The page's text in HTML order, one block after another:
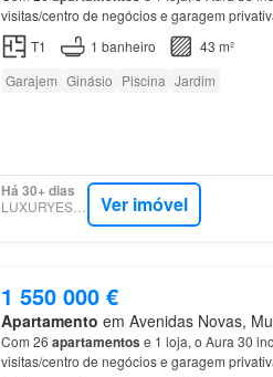
visitas/centro de negócios e garagem
T1
1 banheiro
43 m²
Garajem Ginásio Piscina Jardim
Há 30+ dias
LUXURYESTATE Ver imóvel
1 550 000 €
Apartamento em Avenidas Novas,
Com 26 apartamentos e 1 loja, o Aura 30
visitas/centro de negócios e garagem